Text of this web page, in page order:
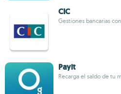
CIC
Gestiones bancarias
Payit
Recarga el saldo de tu